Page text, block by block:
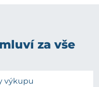
za vše
výkupu